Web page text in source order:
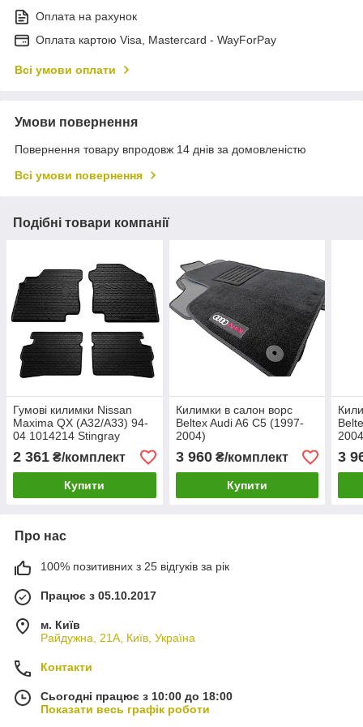
Оплата на рахунок
Оплата картою Visa, Mastercard - WayForPay
Всі умови оплати
Умови повернення
Повернення товару впродовж 14 днів за домовленістю
Всі умови повернення
Подібні товари компанії
Гумові килимки Nissan
Maxima QX (A32/A33) 94-
04 1014214 Stingray
2 361 ₴/комплект
Купити
Килимки в салон ворс
Beltex Audi A6 С5 (1997-
2004)
3 960₴/комплект
Купити
3
Про нас
100% позитивних з 25 відгуків за рік
Працює з 05.10.2017
м. Київ
Райдужна, 21А, Київ, Україна
Контакти
Сьогодні працює з 10:00 до 18:00
Показати весь графік роботи